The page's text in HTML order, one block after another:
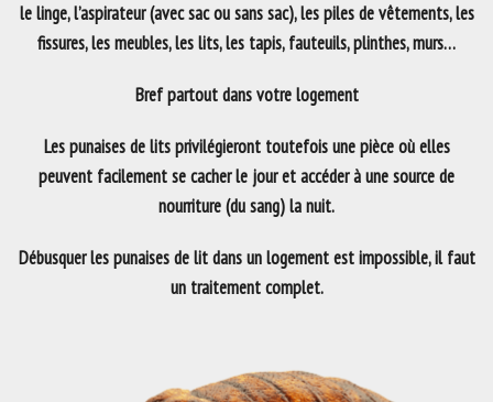
le linge, l’aspirateur (avec sac ou sans sac), les piles de vêtements, les
fissures, les meubles, les lits, les tapis, fauteuils, plinthes, murs…
Bref partout dans votre logement
Les punaises de lits privilégieront toutefois une pièce où elles
peuvent facilement se cacher le jour et accéder à une source de
nourriture (du sang) la nuit.
Débusquer les punaises de lit dans un logement est impossible, il faut
un traitement complet.